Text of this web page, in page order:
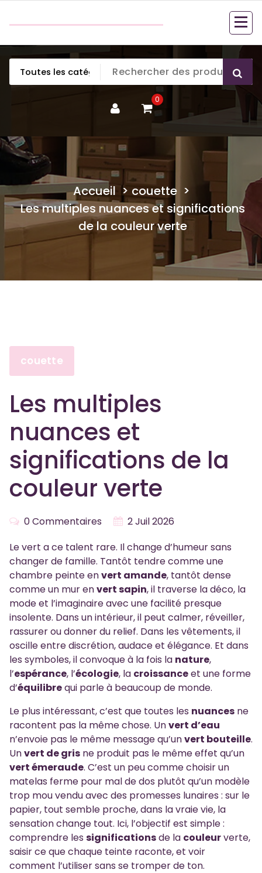
0
Accueil> couette>
Les multiples nuances et significations
de la couleur verte
couette
Les multiples
nuances et
significations de la
couleur verte
0 Commentaires
2 Juil 2026
Le vert a ce talent rare. Il change d’humeur sans
changer de famille. Tantôt tendre comme une
chambre peinte envert amande, tantôt dense
comme un mur envert sapin, il traverse la déco, la
mode et l’imaginaire avec une facilité presque
insolente. Dans un intérieur, il peut calmer, réveiller,
rassurer ou donner du relief. Dans les vêtements, il
oscille entre discrétion, audace et élégance. Et dans
les symboles, il convoque à la fois la nature,
l’espérance, l’écologie, la croissanceet une forme
d’équilibrequi parle à beaucoup de monde.
Le plus intéressant, c’est que toutes les nuances ne
racontent pas la même chose. Unvert d’eau
n’envoie pas le même message qu’unvert bouteille.
Unvert de gris ne produit pas le même effet qu’un
vert émeraude. C’est un peu comme choisir un
matelas ferme pour mal de dos plutôt qu’un modèle
trop mou vendu avec des promesses lunaires : sur le
papier, tout semble proche, dans la vraie vie, la
sensation change tout. Ici, l’objectif est simple :
comprendre les significationsde la couleurverte,
saisir ce que chaque teinte raconte, et voir
comment l’utiliser sans se tromper de ton.